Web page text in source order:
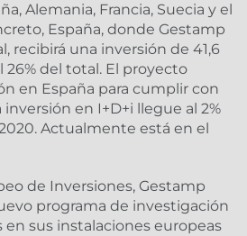
Alemania, Francia, Suecia y el
España, donde Gestamp
recibirá una inversión de 41,6
26% del total. El proyecto
en España para cumplir con
en I+D+i llegue al 2%
Actualmente está en el
de Inversiones, Gestamp
programa de investigación
sus instalaciones europeas